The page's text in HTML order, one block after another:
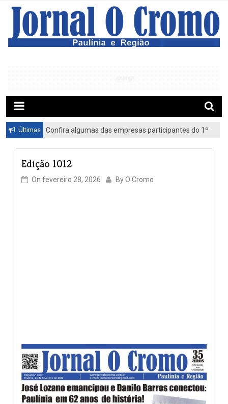
Últimas
Confira algumas das empresas participantes do 1º
Edição 1012
On fevereiro 28, 2026 ByO Cromo